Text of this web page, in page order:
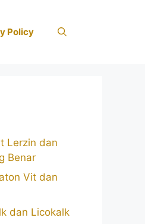
Policy
Lerzin dan
Benar
Vit dan
dan Licokalk